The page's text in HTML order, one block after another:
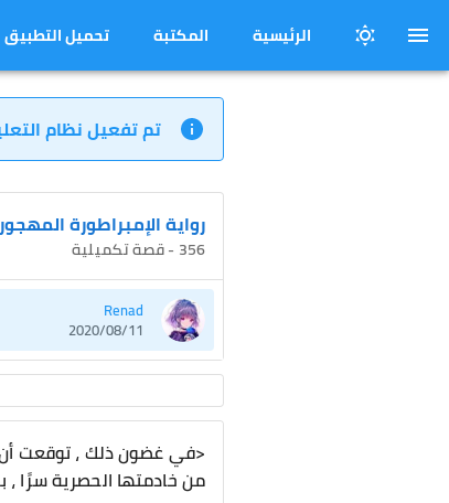
الرئيسية المكتبة تحميل التطبيق
تم تفعيل نظام
رواية الإمبراطورة
356 - قصة تكميلية
Renad
2020/08/11
<في غضون ذلك ، توقعت
من خادمتها الحصرية سرًا ،